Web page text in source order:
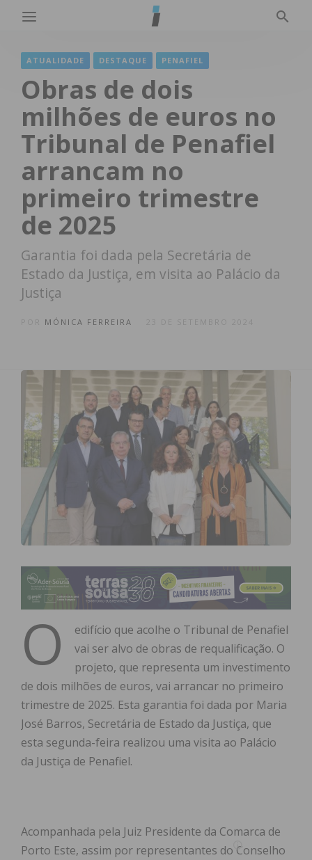
ATUALIDADE DESTAQUE PENAFIEL
Obras de dois
milhões de euros no
Tribunal de Penafiel
arrancam no
primeiro trimestre
de 2025
Garantia foi dada pela Secretária de
Estado da Justiça, em visita ao Palácio da
Justiça
MÓNICA FERREIRA 23 DE SETEMBRO 2024
O
edifício que acolhe o Tribunal de Penafiel
vai ser alvo de obras de requalificação. O
projeto, que representa um investimento
de dois milhões de euros, vai arrancar no primeiro
trimestre de 2025. Esta garantia foi dada por Maria
José Barros, Secretária de Estado da Justiça, que
esta segunda-feira realizou uma visita ao Palácio
da Justiça de Penafiel.
Acompanhada pela Juiz Presidente da Comarca de
Porto Este, assim por representantes do Conselho